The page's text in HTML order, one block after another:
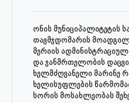
ონის მუნიციპალიტეტის
თავმჯდომარის
მერიის
და ჯანმრთელობის
ხელმძღვანელი მარინე
ხელისუფლების
სორის მოსახლეობას